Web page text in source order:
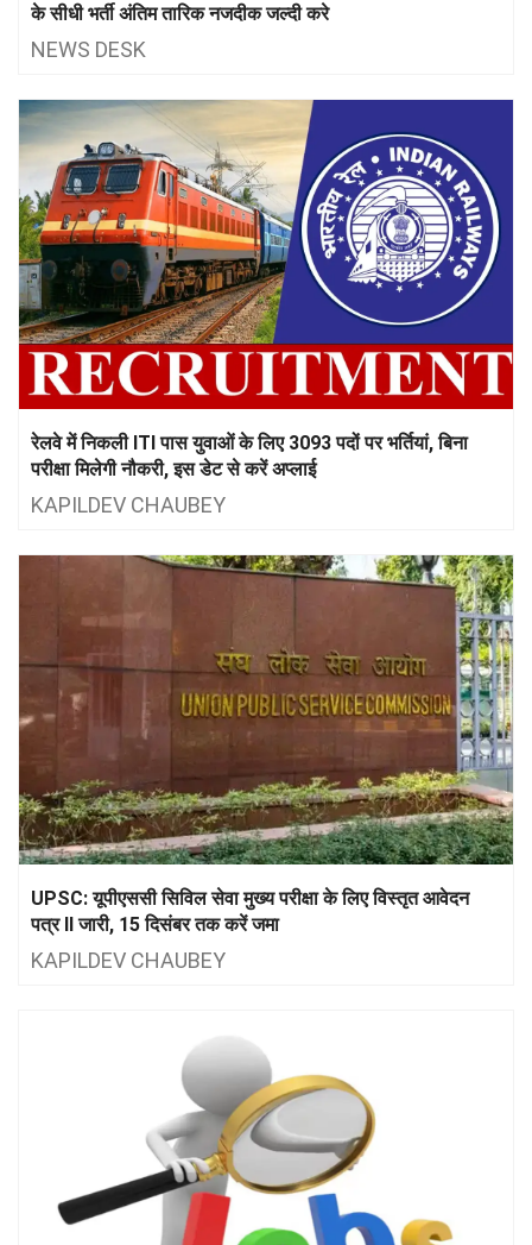
के सीधी भर्ती अंतिम तारिक नजदीक जल्दी करे
NEWS DESK
रेलवे में निकली ITI पास युवाओं के लिए 3093 पदों पर भर्तियां, बिना
परीक्षा मिलेगी नौकरी, इस डेट से करें अप्लाई
KAPILDEV CHAUBEY
UPSC: यूपीएससी सिविल सेवा मुख्य परीक्षा के लिए विस्तृत आवेदन
पत्र II जारी, 15 दिसंबर तक करें जमा
KAPILDEV CHAUBEY